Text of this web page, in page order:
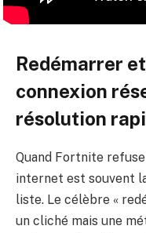
Redémarrer
connexion
résolution
Quand Fortnite
internet est souvent
liste. Le célèbre «
un cliché mais une